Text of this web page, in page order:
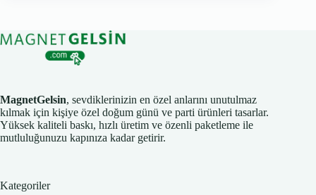
MagnetGelsin, sevdiklerinizin en özel anlarını unutulmaz
kılmak için kişiye özel doğum günü ve parti ürünleri tasarlar.
Yüksek kaliteli baskı, hızlı üretim ve özenli paketleme ile
mutluluğunuzu kapınıza kadar getirir.
Kategoriler